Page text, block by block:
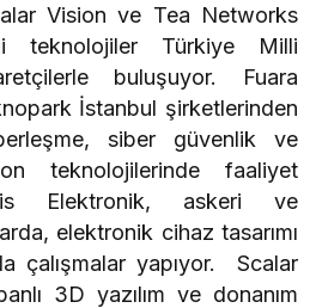
Vision ve Tea Networks
Türkiye Milli
buluşuyor. Fuara
İstanbul şirketlerinden
siber güvenlik ve
teknolojilerinde faaliyet
Elektronik, askeri ve
elektronik cihaz tasarımı
çalışmalar yapıyor. Scalar
3D yazılım ve donanım